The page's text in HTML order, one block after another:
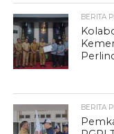
BERITA
BERITA